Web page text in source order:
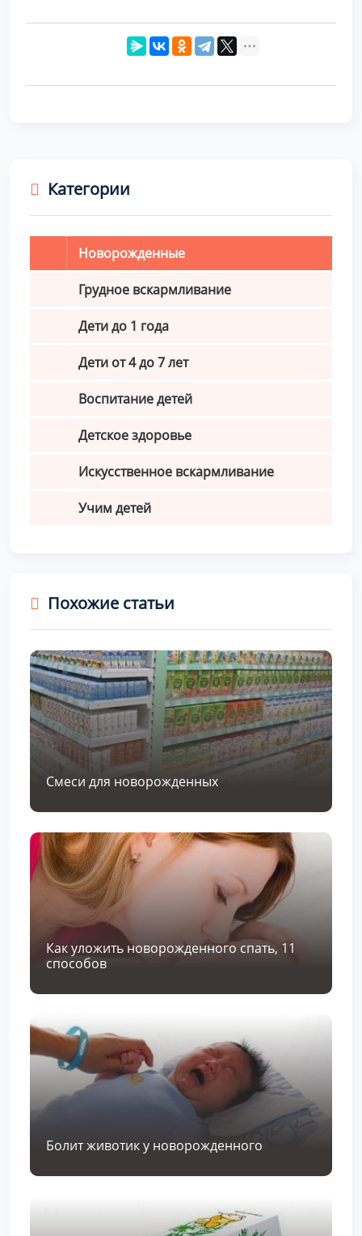
Категории
Новорожденные
Грудное вскармливание
Дети до 1 года
Дети от 4 до 7 лет
Воспитание детей
Детское здоровье
Искусственное вскармливание
Учим детей
Похожие статьи
Смеси для новорожденных
Как уложить новорожденного спать, 11
способов
Болит животик у новорожденного